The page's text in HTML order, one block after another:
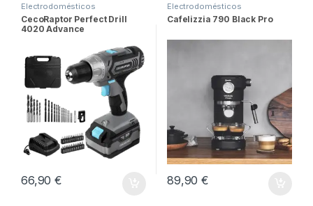
Electrodomésticos
CecoRaptor Perfect Drill
4020 Advance
66,90€
Electrodomésticos
Cafelizzia 790 Black Pro
89,90€